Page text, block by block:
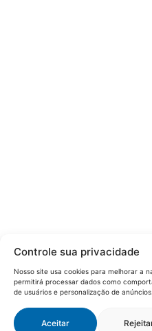
Controle sua privacidade
Nosso site usa cookies para melhorar a
permitirá processar dados como
de usuários e personalização de anúncios.
Aceitar
Rua Silva Jardim, 96
Redes